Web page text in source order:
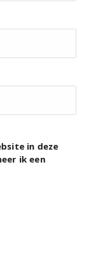
in deze
ik een